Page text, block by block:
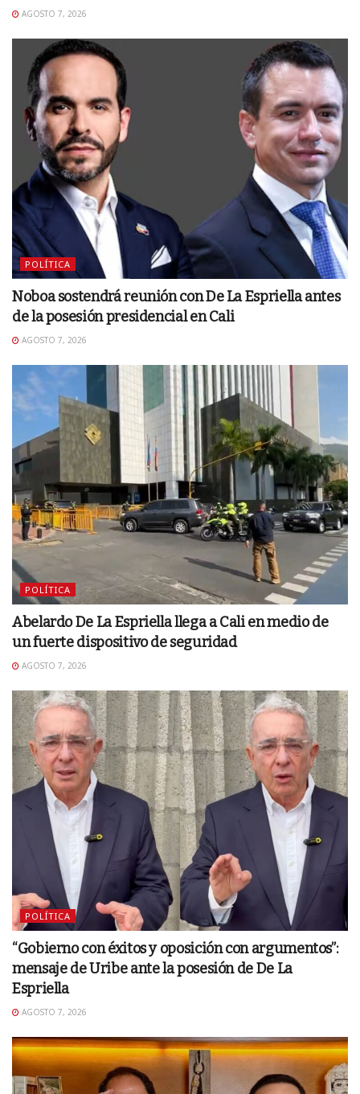
AGOSTO 7, 2026
POLÍTICA
Noboa sostendrá reunión con De La Espriella antes
de la posesión presidencial en Cali
AGOSTO 7, 2026
POLÍTICA
Abelardo De La Espriella llega a Cali en medio de
un fuerte dispositivo de seguridad
AGOSTO 7, 2026
POLÍTICA
“Gobierno con éxitos y oposición con argumentos”:
mensaje de Uribe ante la posesión de De La
Espriella
AGOSTO 7, 2026